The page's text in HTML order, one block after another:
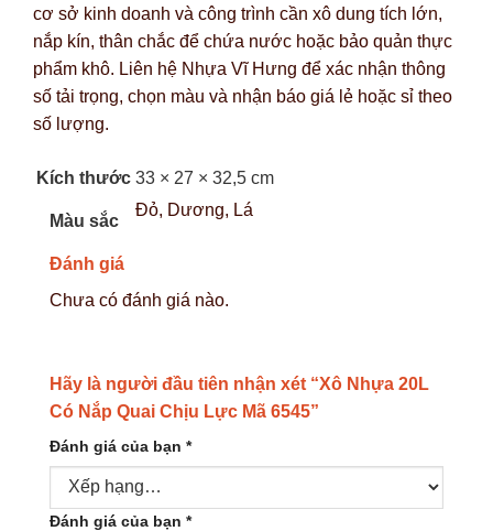
cơ sở kinh doanh và công trình cần xô dung tích lớn,
nắp kín, thân chắc để chứa nước hoặc bảo quản thực
phẩm khô. Liên hệ Nhựa Vĩ Hưng để xác nhận thông
số tải trọng, chọn màu và nhận báo giá lẻ hoặc sỉ theo
số lượng.
Kích thước 33 × 27 × 32,5 cm
Màu sắc
Đỏ, Dương, Lá
Đánh giá
Chưa có đánh giá nào.
Hãy là người đầu tiên nhận xét “Xô Nhựa 20L
Có Nắp Quai Chịu Lực Mã 6545”
Đánh giá của bạn *
Đánh giá của bạn *